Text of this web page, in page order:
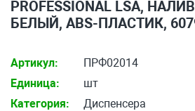
PROFESSIONAL LSA,
БЕЛЫЙ, ABS-ПЛАСТИК,
Артикул:
ПРФ02014
Единица:
шт
Категория:
Диспенсера